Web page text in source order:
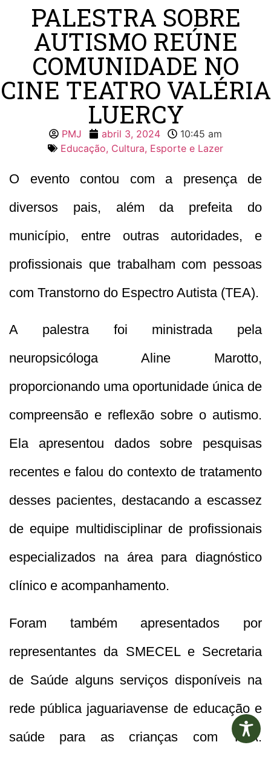
PALESTRA SOBRE
AUTISMO REÚNE
COMUNIDADE NO
CINE TEATRO VALÉRIA
LUERCY
PMJ abril 3, 2024
10:45 am
Educação, Cultura, Esporte e Lazer
O evento contou com a presença de
diversos pais, além da prefeita do
município, entre outras autoridades, e
profissionais que trabalham com pessoas
com Transtorno do Espectro Autista (TEA).
A palestra foi ministrada pela
neuropsicóloga Aline Marotto,
proporcionando uma oportunidade única de
compreensão e reflexão sobre o autismo.
Ela apresentou dados sobre pesquisas
recentes e falou do contexto de tratamento
desses pacientes, destacando a escassez
de equipe multidisciplinar de profissionais
especializados na área para diagnóstico
clínico e acompanhamento.
Foram também apresentados por
representantes da SMECEL e Secretaria
de Saúde alguns serviços disponíveis na
rede pública jaguariavense de educação e
saúde para as crianças com TEA.